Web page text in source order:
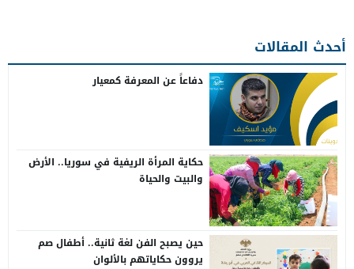
أحدث المقالات
دفاعاً عن المعرفة كمعيار
حكاية المرأة الريفية في سوريا.. الأرض
والبيت والحياة
حين يصبح الفن لغة ثانية.. أطفال صم
يروون حكاياتهم بالألوان